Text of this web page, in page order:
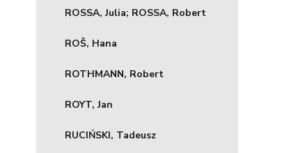
ROSSA, Julia; ROSSA, Robert
ROŠ, Hana
ROTHMANN, Robert
ROYT, Jan
RUCIŃSKI, Tadeusz